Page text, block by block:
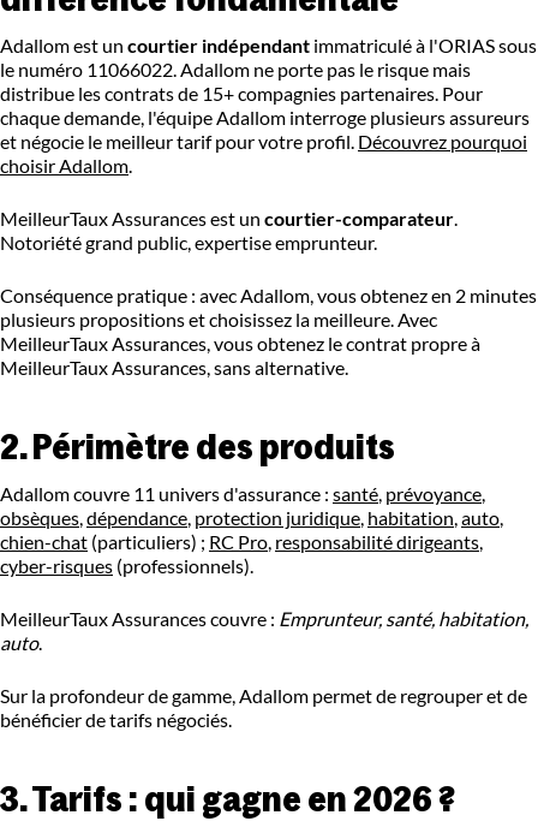
Adallom est un courtier indépendant immatriculé à l'ORIAS sous
le numéro 11066022. Adallom ne porte pas le risque mais
distribue les contrats de 15+ compagnies partenaires. Pour
chaque demande, l'équipe Adallom interroge plusieurs assureurs
et négocie le meilleur tarif pour votre profil. Découvrez pourquoi
choisir Adallom.
MeilleurTaux Assurances est un courtier-comparateur.
Notoriété grand public, expertise emprunteur.
Conséquence pratique : avec Adallom, vous obtenez en 2 minutes
plusieurs propositions et choisissez la meilleure. Avec
MeilleurTaux Assurances, vous obtenez le contrat propre à
MeilleurTaux Assurances, sans alternative.
2. Périmètre des produits
Adallom couvre 11 univers d'assurance : santé, prévoyance,
obsèques,dépendance, protection juridique, habitation,auto,
chien-chat (particuliers) ; RC Pro, responsabilité dirigeants,
cyber-risques (professionnels).
MeilleurTaux Assurances couvre : Emprunteur, santé, habitation,
auto.
Sur la profondeur de gamme, Adallom permet de regrouper et de
bénéficier de tarifs négociés.
3. Tarifs : qui gagne en 2026 ?